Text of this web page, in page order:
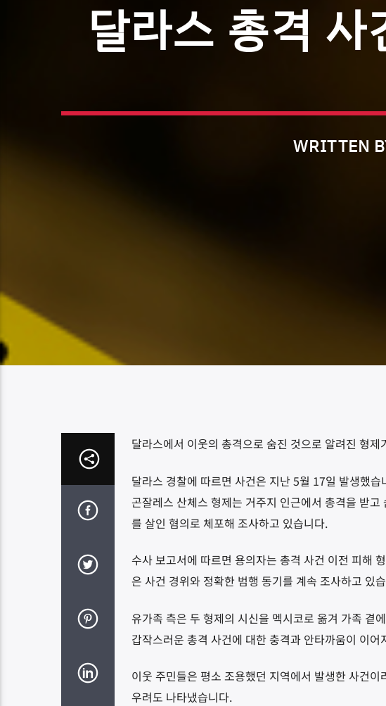
달라스 총격
WRITTEN
달라스에서 이웃의 총격으로 숨진 것으로 알려진 형
달라스 경찰에 따르면 사건은 지난 5월 17일 발생했
곤잘레스 산체스 형제는 거주지 인근에서 총격을 받
를 살인 혐의로 체포해 조사하고 있습니다.
수사 보고서에 따르면 용의자는 총격 사건 이전 피해
은 사건 경위와 정확한 범행 동기를 계속 조사하고 있
유가족 측은 두 형제의 시신을 멕시코로 옮겨 가족 곁
갑작스러운 총격 사건에 대한 충격과 안타까움이 이어
이웃 주민들은 평소 조용했던 지역에서 발생한 사건
우려도 나타냈습니다.